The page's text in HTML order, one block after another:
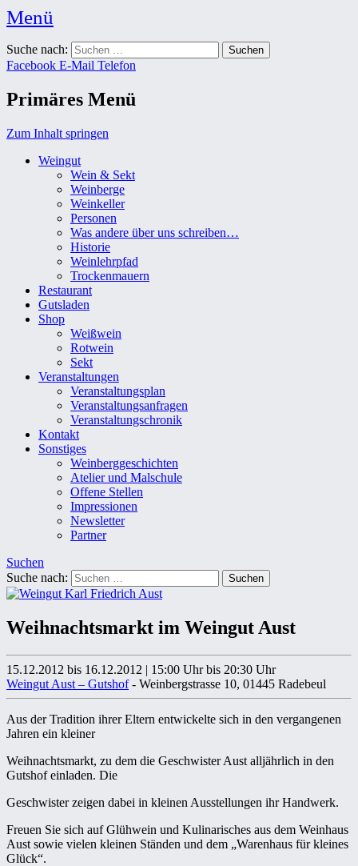
Menü
Weingut Karl Friedrich Aust
Das Weingut im Herzen der Radebeuler Oberlößnitz
Suche nach:
Facebook E-Mail Telefon
Primäres Menü
Zum Inhalt springen
Weingut
Wein & Sekt
Weinberge
Weinkeller
Personen
Was andere über uns schreiben…
Historie
Weinlehrpfad
Trockenmauern
Restaurant
Gutsladen
Shop
Weißwein
Rotwein
Sekt
Veranstaltungen
Veranstaltungsplan
Veranstaltungsanfragen
Veranstaltungschronik
Kontakt
Sonstiges
Weinberggeschichten
Atelier und Malschule
Offene Stellen
Impressionen
Newsletter
Partner
Suchen
Suche nach:
Weihnachtsmarkt im Weingut Aust
15.12.2012 bis 16.12.2012 | 15:00 Uhr bis 20:30 Uhr
Weingut Aust – Gutshof- Weinbergstrasse 10, 01445 Radebeul
Aus der Tradition ihrer Eltern entwickelte sich in den vergangenen
Jahren ein kleiner
Weihnachtsmarkt, zu dem die Geschwister Aust alljährlich in den
Gutshof einladen. Die
Geschwister zeigen dabei in kleinen Ausstellungen ihr Handwerk.
Freuen Sie sich auf Glühwein und Kulinarisches aus dem Weinhaus
Aust sowie vielen kleinen Ständen und dem „Warenhaus für kleines
Glück“.